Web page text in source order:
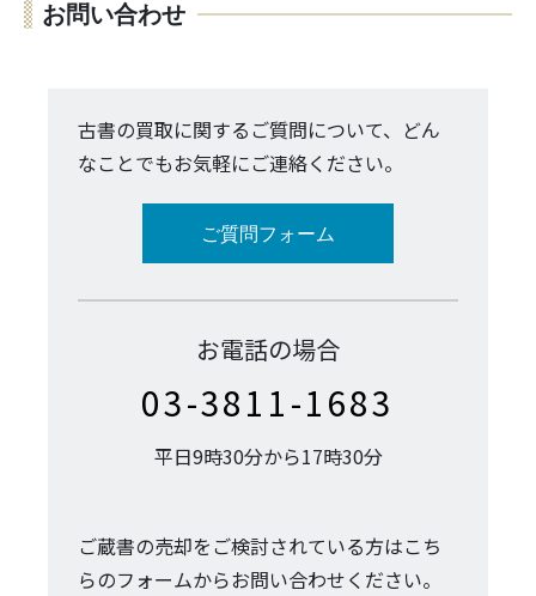
お問い合わせ
古書の買取に関するご質問について、どん
なことでもお気軽にご連絡ください。
ご質問フォーム
お電話の場合
03-3811-1683
平日9時30分から17時30分
ご蔵書の売却をご検討されている方はこち
らのフォームからお問い合わせください。